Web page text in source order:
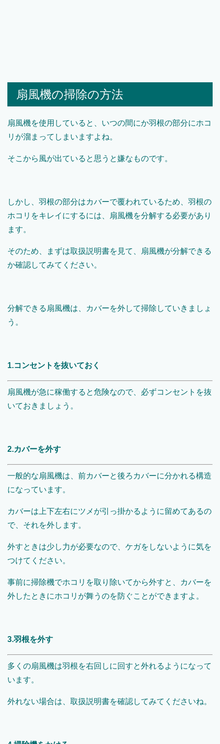
扇風機の掃除の方法
扇風機を使用していると、いつの間にか羽根の部分にホコ
リが溜まってしまいますよね。
そこから風が出ていると思うと嫌なものです。
しかし、羽根の部分はカバーで覆われているため、羽根の
ホコリをキレイにするには、扇風機を分解する必要があり
ます。
そのため、まずは取扱説明書を見て、扇風機が分解できる
か確認してみてください。
分解できる扇風機は、カバーを外して掃除していきましょ
う。
1.コンセントを抜いておく
扇風機が急に稼働すると危険なので、必ずコンセントを抜
いておきましょう。
2.カバーを外す
一般的な扇風機は、前カバーと後ろカバーに分かれる構造
になっています。
カバーは上下左右にツメが引っ掛かるように留めてあるの
で、それを外します。
外すときは少し力が必要なので、ケガをしないように気を
つけてください。
事前に掃除機でホコリを取り除いてから外すと、カバーを
外したときにホコリが舞うのを防ぐことができますよ。
3.羽根を外す
多くの扇風機は羽根を右回しに回すと外れるようになって
います。
外れない場合は、取扱説明書を確認してみてくださいね。